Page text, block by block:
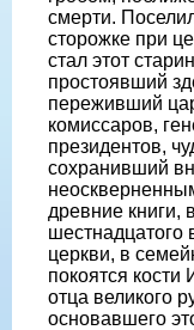
смерти.
сторожке при
стал этот
простоявший
переживший
комиссаров,
президентов,
сохранивший
древние книги,
шестнадцатого
церкви, в
покоятся
отца великого
основавшего